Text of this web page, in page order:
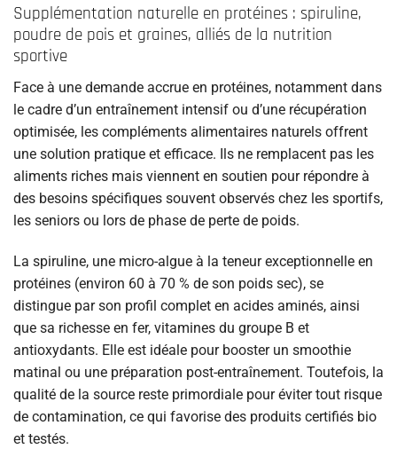
Supplémentation naturelle en protéines : spiruline,
poudre de pois et graines, alliés de la nutrition
sportive
Face à une demande accrue en protéines, notamment dans
le cadre d’un entraînement intensif ou d’une récupération
optimisée, les compléments alimentaires naturels offrent
une solution pratique et efficace. Ils ne remplacent pas les
aliments riches mais viennent en soutien pour répondre à
des besoins spécifiques souvent observés chez les sportifs,
les seniors ou lors de phase de perte de poids.
La spiruline, une micro-algue à la teneur exceptionnelle en
protéines (environ 60 à 70 % de son poids sec), se
distingue par son profil complet en acides aminés, ainsi
que sa richesse en fer, vitamines du groupe B et
antioxydants. Elle est idéale pour booster un smoothie
matinal ou une préparation post-entraînement. Toutefois, la
qualité de la source reste primordiale pour éviter tout risque
de contamination, ce qui favorise des produits certifiés bio
et testés.